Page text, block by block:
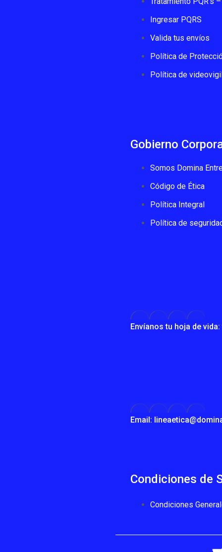
Ingresar PQRS
Valida tus envíos
Política de
Política de
Gobierno
Somos Domina
Código de Ética
Política Integral
Política de
Envíanos tu hoja de
Email:
Condiciones de
Condiciones